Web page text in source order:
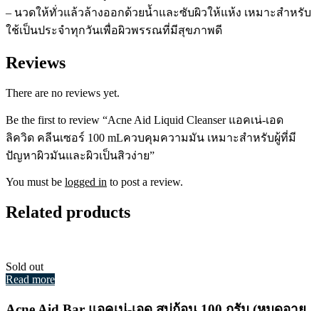
– นวดให้ทั่วแล้วล้างออกด้วยน้ำและซับผิวให้แห้ง เหมาะสำหรับ
ใช้เป็นประจำทุกวันเพื่อผิวพรรณที่มีสุขภาพดี
Reviews
There are no reviews yet.
Be the first to review “Acne Aid Liquid Cleanser แอคเน่-เอด
ลิควิด คลีนเซอร์ 100 mLควบคุมความมัน เหมาะสำหรับผู้ที่มี
ปัญหาผิวมันและผิวเป็นสิวง่าย”
You must be logged in to post a review.
Related products
Sold out
Read more